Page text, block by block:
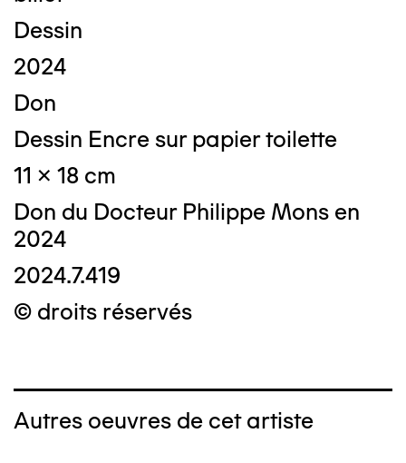
Dessin
2024
Don
Dessin Encre sur papier toilette
11 x 18 cm
Don du Docteur Philippe Mons en
2024
2024.7.419
© droits réservés
Autres oeuvres de cet artiste